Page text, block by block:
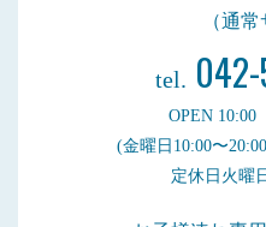
（通常
tel.
OPEN
(金曜日10:00〜
定休日火曜